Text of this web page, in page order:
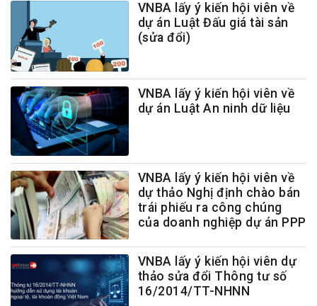
VNBA lấy ý kiến hội viên về
dự án Luật Đấu giá tài sản
(sửa đổi)
VNBA lấy ý kiến hội viên về
dự án Luật An ninh dữ liệu
VNBA lấy ý kiến hội viên về
dự thảo Nghị định chào bán
trái phiếu ra công chúng
của doanh nghiệp dự án PPP
VNBA lấy ý kiến hội viên dự
thảo sửa đổi Thông tư số
16/2014/TT-NHNN